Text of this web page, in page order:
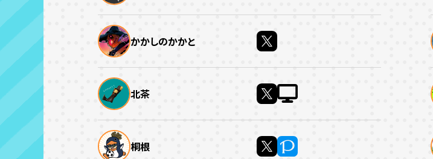
かかしのかかと
北茶
桐根